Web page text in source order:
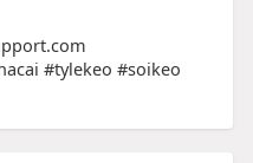
#tylekeo #soikeo